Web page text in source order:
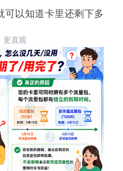
可以知道卡里还剩下多
更直观